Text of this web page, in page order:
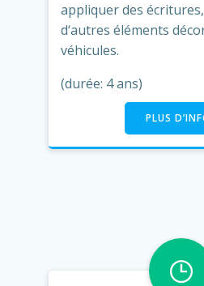
appliquer des
d‘autres éléments
véhicules.
(durée: 4 ans)
PLUS